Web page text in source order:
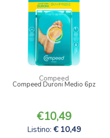
Compeed
Compeed Duroni Medio 6pz
10,49
Listino: 10,49